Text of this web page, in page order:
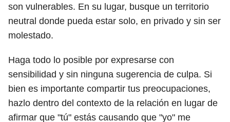
son vulnerables. En su lugar, busque un territorio
neutral donde pueda estar solo, en privado y sin ser
molestado.
Haga todo lo posible por expresarse con
sensibilidad y sin ninguna sugerencia de culpa. Si
bien es importante compartir tus preocupaciones,
hazlo dentro del contexto de la relación en lugar de
afirmar que "tú" estás causando que "yo" me